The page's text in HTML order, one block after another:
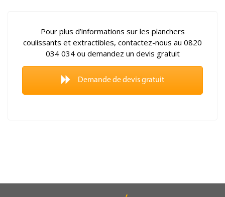
Pour plus d’informations sur les planchers
coulissants et extractibles, contactez-nous au 0820
034 034 ou demandez un devis gratuit
Demande de devis gratuit